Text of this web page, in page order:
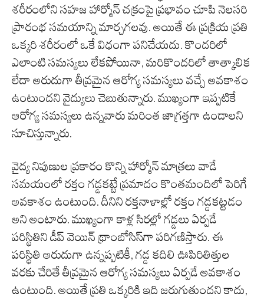
శరీరంలోని సహజ హార్మోన్ చక్రంపై ప్రభావం చూపి నెలసరి
ప్రారంభ సమయాన్ని మార్చగలవు. అయితే ఈ ప్రక్రియ ప్రతి
ఒక్కరి శరీరంలో ఒకే విధంగా పనిచేయదు. కొందరిలో
ఎలాంటి సమస్యలు లేకపోయినా, మరికొందరిలో తాత్కాలిక
లేదా అరుదుగా తీవ్రమైన ఆరోగ్య సమస్యలు వచ్చే అవకాశం
ఉంటుందని వైద్యులు చెబుతున్నారు. ముఖ్యంగా ఇప్పటికే
ఆరోగ్య సమస్యలు ఉన్నవారు మరింత జాగ్రత్తగా ఉండాలని
సూచిస్తున్నారు.
వైద్య నిపుణుల ప్రకారం కొన్ని హార్మోన్ మాత్రలు వాడే
సమయంలో రక్తం గడ్డకట్టే ప్రమాదం కొంతమందిలో పెరిగే
అవకాశం ఉంటుంది. దీనిని రక్తనాళాల్లో రక్తం గడ్డకట్టడం
అని అంటారు. ముఖ్యంగా కాళ్ల సిరల్లో గడ్డలు ఏర్పడే
పరిస్థితిని డీప్ వెయిన్ థ్రాంబోసిస్‌గా పరిగణిస్తారు. ఈ
పరిస్థితి అరుదుగా ఉన్నప్పటికీ, గడ్డ కదిలి ఊపిరితిత్తుల
వరకు చేరితే తీవ్రమైన ఆరోగ్య సమస్యలు ఏర్పడే అవకాశం
ఉంటుంది. అయితే ప్రతి ఒక్కరికి ఇది జరుగుతుందని కాదు,